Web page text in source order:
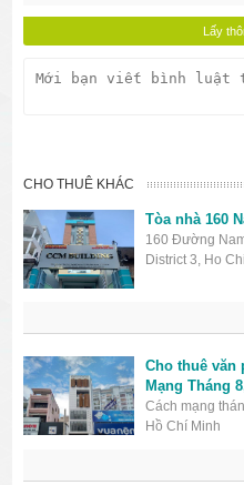
CHO THUÊ KHÁC
Tòa nhà 160
160 Đường
District 3, Ho
Cho thuê văn
Mạng Tháng
Cách mạng
Hồ Chí Minh